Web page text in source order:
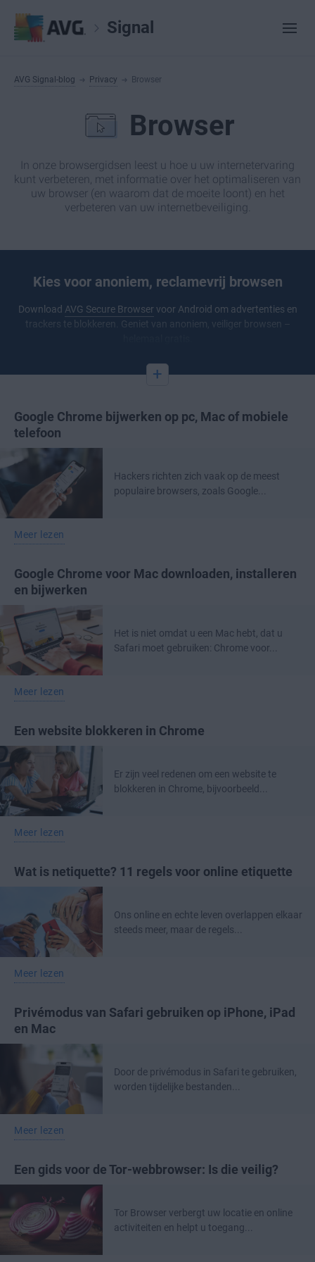
Signal
AVG Signal-blog Privacy Browser
Browser
In onze browsergidsen leest u hoe u uw internetervaring
kunt verbeteren, met informatie over het optimaliseren van
uw browser (en waarom dat de moeite loont) en het
verbeteren van uw internetbeveiliging.
Kies voor anoniem, reclamevrij browsen
Download AVG Secure Browser voor Android om advertenties en
trackers te blokkeren. Geniet van anoniem, veiliger browsen –
+
Google Chrome bijwerken op pc, Mac of mobiele
telefoon
Hackers richten zich vaak op de meest
populaire browsers, zoals Google...
Meer lezen
Google Chrome voor Mac downloaden, installeren
en bijwerken
Het is niet omdat u een Mac hebt, dat u
Safari moet gebruiken: Chrome voor...
Meer lezen
Een website blokkeren in Chrome
Er zijn veel redenen om een website te
blokkeren in Chrome, bijvoorbeeld...
Meer lezen
Wat is netiquette? 11 regels voor online etiquette
Ons online en echte leven overlappen elkaar
steeds meer, maar de regels...
Meer lezen
Privémodus van Safari gebruiken op iPhone, iPad
en Mac
Door de privémodus in Safari te gebruiken,
worden tijdelijke bestanden...
Meer lezen
Een gids voor de Tor-webbrowser: Is die veilig?
Tor Browser verbergt uw locatie en online
activiteiten en helpt u toegang...